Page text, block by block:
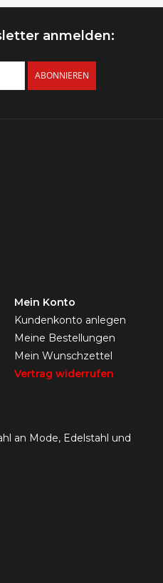
anmelden:
ABONNIEREN
Mein Konto
Kundenkonto anlegen
Meine Bestellungen
Mein Wunschzettel
Vertrag widerrufen
an Mode, Edelstahl und